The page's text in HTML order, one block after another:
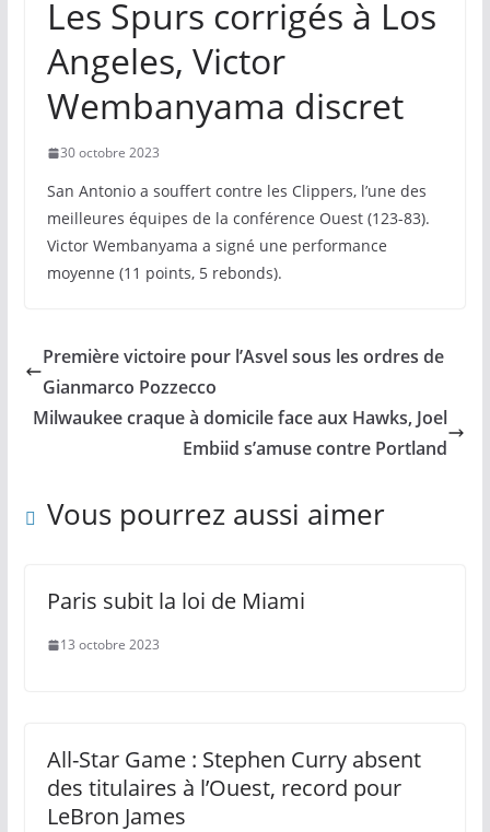
Les Spurs corrigés à Los
Angeles, Victor
Wembanyama discret
30 octobre 2023
San Antonio a souffert contre les Clippers, l’une des
meilleures équipes de la conférence Ouest (123-83).
Victor Wembanyama a signé une performance
moyenne (11 points, 5 rebonds).
Première victoire pour l’Asvel sous les ordres de
Gianmarco Pozzecco
Milwaukee craque à domicile face aux Hawks, Joel
Embiid s’amuse contre Portland
Vous pourrez aussi aimer
Paris subit la loi de Miami
13 octobre 2023
All-Star Game : Stephen Curry absent
des titulaires à l’Ouest, record pour
LeBron James